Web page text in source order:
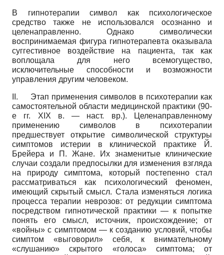
В гипнотерапии символ как психологическое
средство также не использовался осознанно и
целенаправленно. Однако символически
воспринимаемая фигура гипнотерапевта оказывала
суггестивное воздействие на пациента, так как
воплощала для него всемогущество,
исключительные способности и возможности
управления другим человеком.
II. Этап применения символов в психотерапии как
самостоятельной области медицинской практики (90-
е гг. XIX в. — наст. вр.). Целенаправленному
применению символов в психотерапии
предшествует открытие символической структуры
симптомов истерии в клинической практике Й.
Брейера и П. Жане. Их знаменитые клинические
случаи создали предпосылки для изменения взгляда
на природу симптома, который постепенно стал
рассматриваться как психологический феномен,
имеющий скрытый смысл. Стала изменяться логика
процесса терапии неврозов: от редукции симптома
посредством гипнотической практики — к попытке
понять его смысл, источник, происхождение; от
«войны» с симптомом — к созданию условий, чтобы
симптом «выговорил» себя, к внимательному
«слушанию» скрытого «голоса» симптома; от